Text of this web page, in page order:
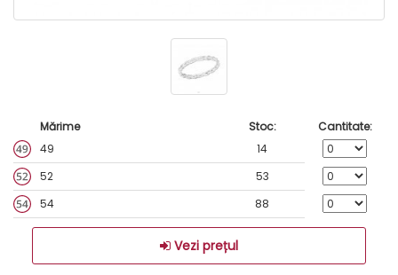
Mărime Stoc:
Cantitate:
49
14
52
53
54
88
Vezi prețul